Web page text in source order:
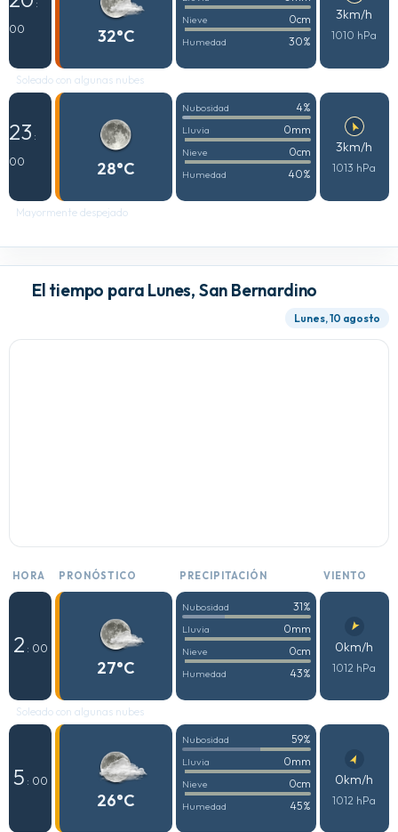
:
00
32°C
Nieve 0cm
Humedad 30%
3km/h
1010 hPa
Soleado con algunas nubes
23 :
00
28°C
Nubosidad 4%
Lluvia 0mm
Nieve 0cm
Humedad 40%
3km/h
1013 hPa
Mayormente despejado
El tiempo para Lunes, San Bernardino
Lunes, 10 agosto
HORA PRONÓSTICO PRECIPITACIÓN VIENTO
2 : 00
27°C
Nubosidad 31%
Lluvia 0mm
Nieve 0cm
Humedad 43%
0km/h
1012 hPa
Soleado con algunas nubes
5 : 00
26°C
Nubosidad 59%
Lluvia 0mm
Nieve 0cm
Humedad 45%
0km/h
1012 hPa